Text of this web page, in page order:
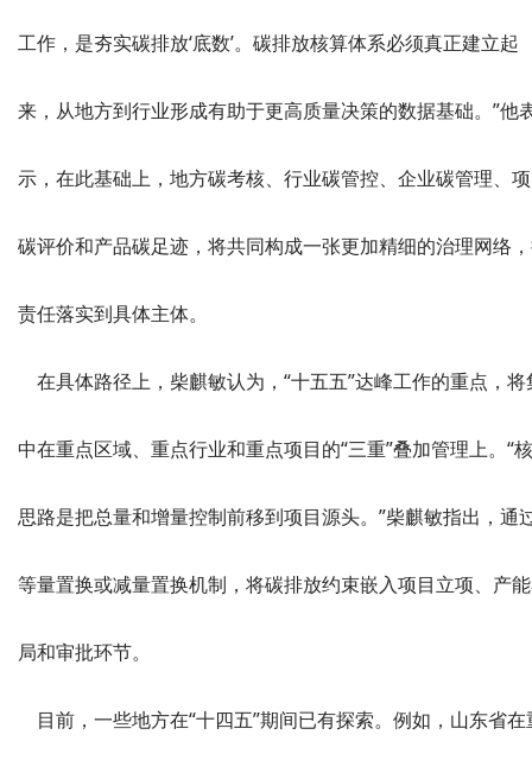
工作，是夯实碳排放‘底数’。碳排放核算体系必须真正建立起
来，从地方到行业形成有助于更高质量决策的数据基础。”他
示，在此基础上，地方碳考核、行业碳管控、企业碳管理、
碳评价和产品碳足迹，将共同构成一张更加精细的治理网络
责任落实到具体主体。
在具体路径上，柴麒敏认为，“十五五”达峰工作的重点，将
中在重点区域、重点行业和重点项目的“三重”叠加管理上。“
思路是把总量和增量控制前移到项目源头。”柴麒敏指出，通
等量置换或减量置换机制，将碳排放约束嵌入项目立项、产
局和审批环节。
目前，一些地方在“十四五”期间已有探索。例如，山东省在